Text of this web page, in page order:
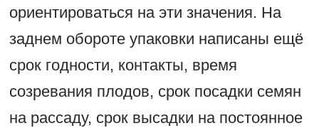
ориентироваться на эти значения. На
заднем обороте упаковки написаны ещё
срок годности, контакты, время
созревания плодов, срок посадки семян
на рассаду, срок высадки на постоянное